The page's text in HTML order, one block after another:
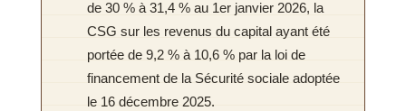
de 30 % à 31,4 % au 1er janvier 2026, la
CSG sur les revenus du capital ayant été
portée de 9,2 % à 10,6 % par la loi de
financement de la Sécurité sociale adoptée
le 16 décembre 2025.